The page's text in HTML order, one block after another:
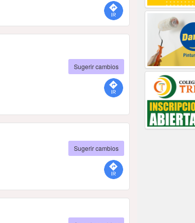
Sugerir cambios
Sugerir cambios